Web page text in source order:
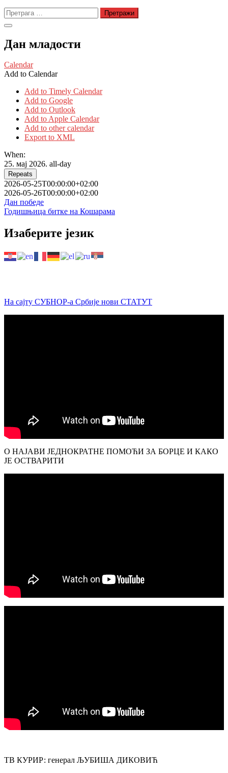
Претрага
за:
Дан младости
Calendar
Add to Calendar
Add to Timely Calendar
Add to Google
Add to Outlook
Add to Apple Calendar
Add to other calendar
Export to XML
When:
25. мај 2026. all-day
Repeats
2026-05-25T00:00:00+02:00
2026-05-26T00:00:00+02:00
Кретање
чланка
Дан победе
Годишњица битке на Кошарама
Изаберите језик
На сајту СУБНОР-а Србије нови СТАТУТ
О НАЈАВИ ЈЕДНОКРАТНЕ ПОМОЋИ ЗА БОРЦЕ И КАКО
ЈЕ ОСТВАРИТИ
ТВ КУРИР: генерал ЉУБИША ДИКОВИЋ